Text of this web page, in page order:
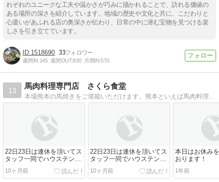
れぞれのユニークな工夫や温かさが巧みに描かれることで、訪れる価値の
ある場所の深さを紹介しています。地域の歴史や文化と共に、こだわりと
心遣いがあふれる店の奥深さが伝わり、日常の中に潜む宝物を見つける楽
しさを引き立てています。
1518690 33
週間IN:145 週間OUT:830 月間IN:570
13
馬肉料理専門店 さくら食堂
22日23日は連休を頂いてス
タッフ一同でハウステンボ
10ヶ月前
22日23日は連休を頂いてス
タッフ一同でハウステンボ
10ヶ月前
本日はお休み
おります！
1年前